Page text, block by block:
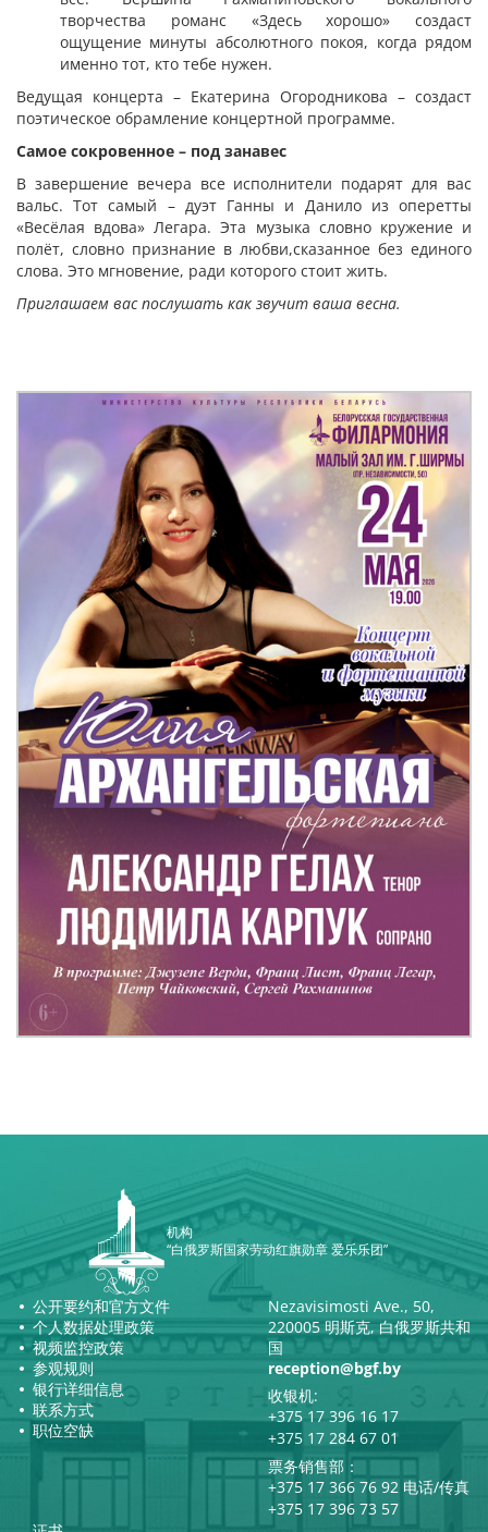
творчества романс «Здесь хорошо» создаст
ощущение минуты абсолютного покоя, когда рядом
именно тот, кто тебе нужен.
Ведущая концерта – Екатерина Огородникова – создаст
поэтическое обрамление концертной программе.
Самое сокровенное – под занавес
В завершение вечера все исполнители подарят для вас
вальс. Тот самый – дуэт Ганны и Данило из оперетты
«Весёлая вдова» Легара. Эта музыка словно кружение и
полёт, словно признание в любви,сказанное без единого
слова. Это мгновение, ради которого стоит жить.
Приглашаем вас послушать как звучит ваша весна.
机构
“白俄罗斯国家劳动红旗勋章 爱乐乐团”
公开要约和官方文件
个人数据处理政策
视频监控政策
参观规则
银行详细信息
联系方式
职位空缺
Nezavisimosti Ave., 50,
220005 明斯克, 白俄罗斯共和
国
reception@bgf.by
收银机:
+375 17 396 16 17
+375 17 284 67 01
票务销售部：
+375 17 366 76 92 电话/传真
+375 17 396 73 57